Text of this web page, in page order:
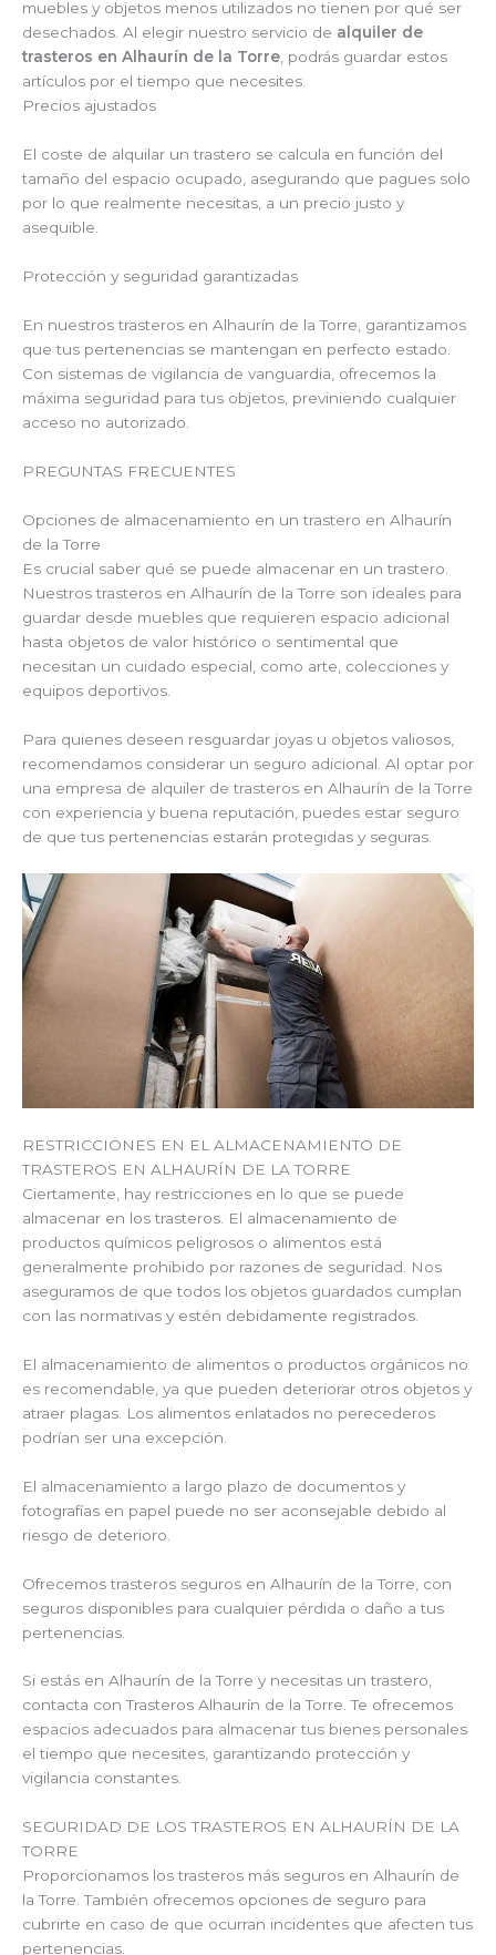
muebles y objetos menos utilizados no tienen por qué ser
desechados. Al elegir nuestro servicio de alquiler de
trasteros en Alhaurín de la Torre, podrás guardar estos
artículos por el tiempo que necesites.
Precios ajustados
El coste de alquilar un trastero se calcula en función del
tamaño del espacio ocupado, asegurando que pagues solo
por lo que realmente necesitas, a un precio justo y
asequible.
Protección y seguridad garantizadas
En nuestros trasteros en Alhaurín de la Torre, garantizamos
que tus pertenencias se mantengan en perfecto estado.
Con sistemas de vigilancia de vanguardia, ofrecemos la
máxima seguridad para tus objetos, previniendo cualquier
acceso no autorizado.
PREGUNTAS FRECUENTES
Opciones de almacenamiento en un trastero en Alhaurín
de la Torre
Es crucial saber qué se puede almacenar en un trastero.
Nuestros trasteros en Alhaurín de la Torre son ideales para
guardar desde muebles que requieren espacio adicional
hasta objetos de valor histórico o sentimental que
necesitan un cuidado especial, como arte, colecciones y
equipos deportivos.
Para quienes deseen resguardar joyas u objetos valiosos,
recomendamos considerar un seguro adicional. Al optar por
una empresa de alquiler de trasteros en Alhaurín de la Torre
con experiencia y buena reputación, puedes estar seguro
de que tus pertenencias estarán protegidas y seguras.
RESTRICCIONES EN EL ALMACENAMIENTO DE
TRASTEROS EN ALHAURÍN DE LA TORRE
Ciertamente, hay restricciones en lo que se puede
almacenar en los trasteros. El almacenamiento de
productos químicos peligrosos o alimentos está
generalmente prohibido por razones de seguridad. Nos
aseguramos de que todos los objetos guardados cumplan
con las normativas y estén debidamente registrados.
El almacenamiento de alimentos o productos orgánicos no
es recomendable, ya que pueden deteriorar otros objetos y
atraer plagas. Los alimentos enlatados no perecederos
podrían ser una excepción.
El almacenamiento a largo plazo de documentos y
fotografías en papel puede no ser aconsejable debido al
riesgo de deterioro.
Ofrecemos trasteros seguros en Alhaurín de la Torre, con
seguros disponibles para cualquier pérdida o daño a tus
pertenencias.
Si estás en Alhaurín de la Torre y necesitas un trastero,
contacta con Trasteros Alhaurín de la Torre. Te ofrecemos
espacios adecuados para almacenar tus bienes personales
el tiempo que necesites, garantizando protección y
vigilancia constantes.
SEGURIDAD DE LOS TRASTEROS EN ALHAURÍN DE LA
TORRE
Proporcionamos los trasteros más seguros en Alhaurín de
la Torre. También ofrecemos opciones de seguro para
cubrirte en caso de que ocurran incidentes que afecten tus
pertenencias.